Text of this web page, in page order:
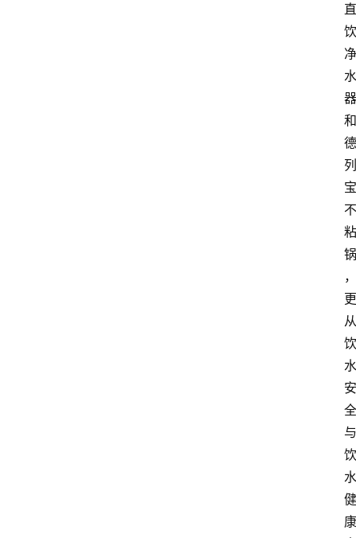
直
饮
净
水
器
和
德
列
宝
不
粘
锅
，
更
从
饮
水
安
全
与
饮
水
健
康